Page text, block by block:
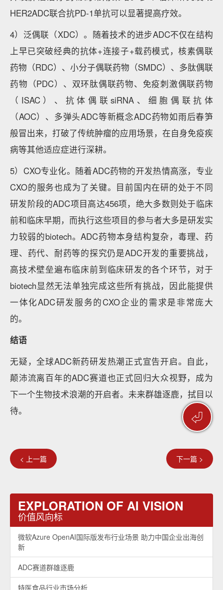
⏎
HER2ADC联合抗PD-1单抗可以显著提高疗效。
4）泛偶联（XDC）。随着技术的进步ADC不仅在结构
上早已突破经典的抗体+连接子+载药模式，核素偶联
药物（RDC）、小分子偶联药物（SMDC）、多肽偶联
药物（PDC）、双环肽偶联药物、免疫刺激偶联药物
（ISAC）、抗体偶联siRNA、细胞偶联抗体
（AOC）、多弹头ADC等新概念ADC药物如雨后春笋
般冒出来，打破了传统肿瘤的应用场景，在自身免疫疾
病等其他适应症进行深耕。
5）CXO专业化。随着ADC药物的开发热情高涨，专业
CXO的服务也成为了关键。目前国内在研的处于不同
研发阶段的ADC项目高达456项，绝大多数则处于临床
前和临床早期，而执行这些项目的参与者大多是研发实
力较弱的biotech。ADC药物本身结构复杂，毒理、药
理、药代、耐药等的探究仍是ADC开发的重要挑战，
高技术壁垒遍布临床前到临床研发的各个环节，对于
biotech显然无法单独完成这些所有挑战，因此能提供
一体化ADC研发服务的CXO企业的需求是非常庞大
的。
结语
无疑，全球ADC新药研发热潮正式宣告开启。自此，
颠沛流离百年的ADC赛道也正式回归大众视野，成为
下一个生物技术浪潮的开启者。未来群雄逐鹿，拭目以
待。
< 上一篇 下一篇 >
EXPLORATION OF AI VISION
价值风向标
微软Azure OpenAI国际版发布行业场景 助力中国企业出海创
新
ADC赛道群雄逐鹿
特医食品行业市场分析